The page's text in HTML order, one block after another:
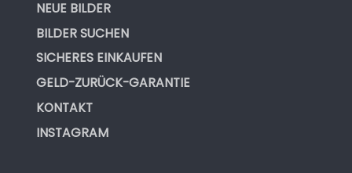
NEUE BILDER
BILDER SUCHEN
SICHERES EINKAUFEN
GELD-ZURÜCK-GARANTIE
KONTAKT
INSTAGRAM